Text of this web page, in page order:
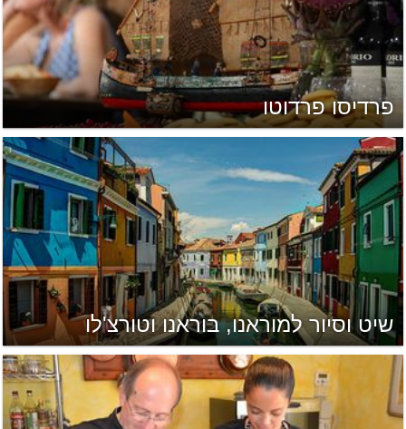
פרדיסו פרדוטו
שיט וסיור למוראנו, בוראנו וטורצ'לו